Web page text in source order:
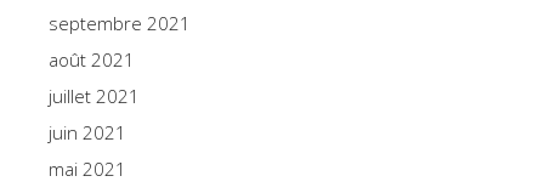
septembre 2021
août 2021
juillet 2021
juin 2021
mai 2021